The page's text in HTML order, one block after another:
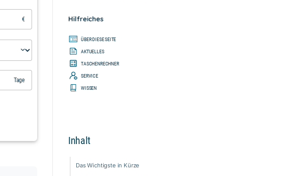
€
Tage
Hilfreiches
ÜBER DIESE SEITE
AKTUELLES
TASCHENRECHNER
SERVICE
WISSEN
Inhalt
Das Wichtigste in Kürze